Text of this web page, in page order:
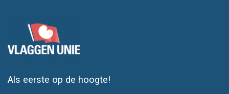
Als eerste op de hoogte!